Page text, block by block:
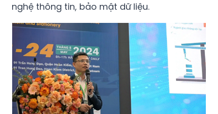
nghệ thông tin, bảo mật dữ liệu.